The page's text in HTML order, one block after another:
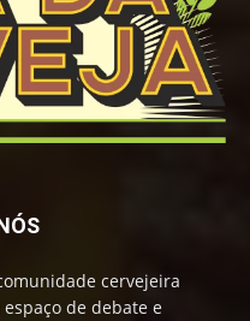
cervejeira
de debate e